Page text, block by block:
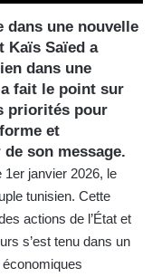
dans une nouvelle
Kaïs Saïed a
dans une
fait le point sur
priorités pour
et
son message.
1er janvier 2026, le
tunisien. Cette
actions de l’État et
s’est tenu dans un